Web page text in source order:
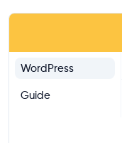
WordPress
Guide